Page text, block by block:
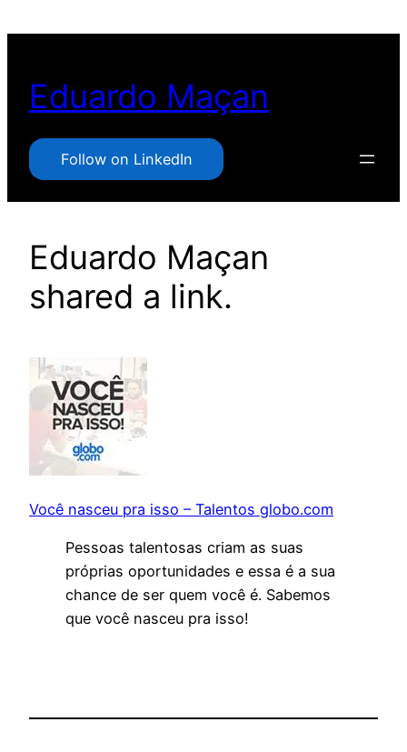
conteúdo
Eduardo Maçan
Follow on LinkedIn
Eduardo Maçan
shared a link.
Você nasceu pra isso – Talentos globo.com
Pessoas talentosas criam as suas
próprias oportunidades e essa é a sua
chance de ser quem você é. Sabemos
que você nasceu pra isso!